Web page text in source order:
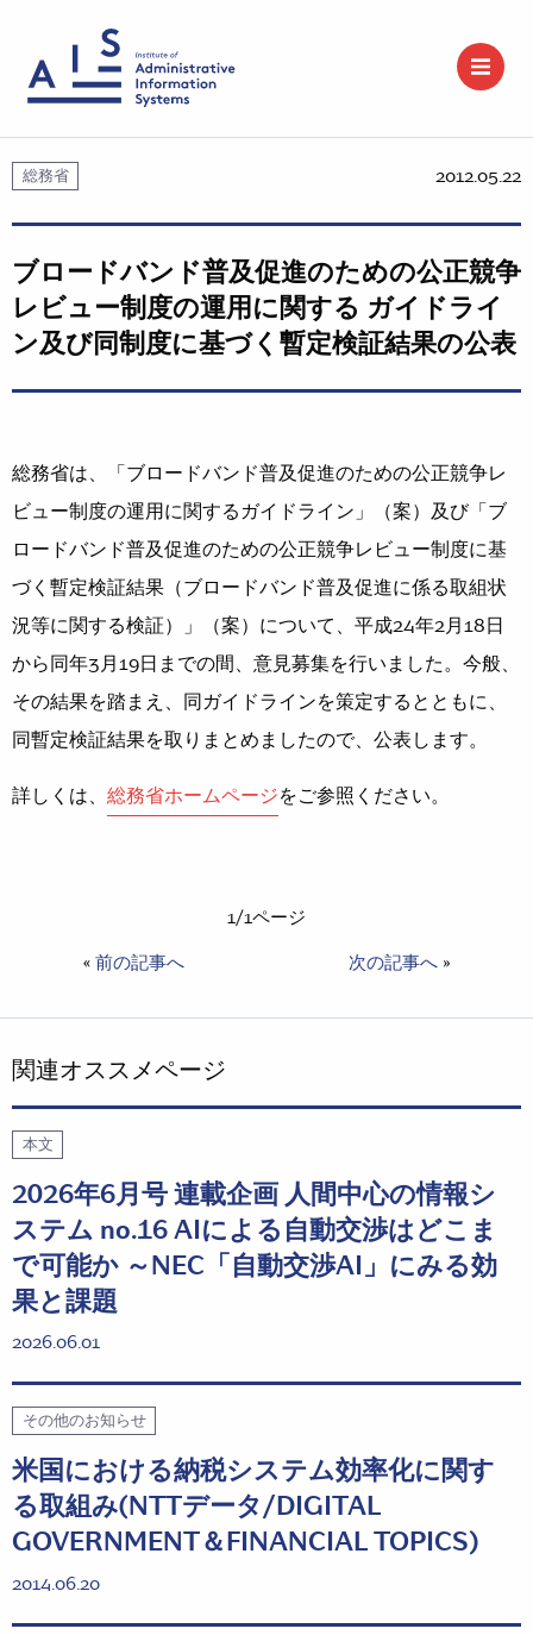
総務省 2012.05.22
ブロードバンド普及促進のための公正競争
レビュー制度の運用に関する ガイドライ
ン及び同制度に基づく暫定検証結果の公表
総務省は、「ブロードバンド普及促進のための公正競争レ
ビュー制度の運用に関するガイドライン」（案）及び「ブ
ロードバンド普及促進のための公正競争レビュー制度に基
づく暫定検証結果（ブロードバンド普及促進に係る取組状
況等に関する検証）」（案）について、平成24年2月18日
から同年3月19日までの間、意見募集を行いました。今般、
その結果を踏まえ、同ガイドラインを策定するとともに、
同暫定検証結果を取りまとめましたので、公表します。
詳しくは、 総務省ホームページをご参照ください。
1/1ページ
« 前の記事へ 次の記事へ »
関連オススメページ
本文
2026年6月号 連載企画 人間中心の情報シ
ステム no.16 AIによる自動交渉はどこま
で可能か ～NEC「自動交渉AI」にみる効
果と課題
2026.06.01
その他のお知らせ
米国における納税システム効率化に関す
る取組み(NTTデータ/DIGITAL
GOVERNMENT＆FINANCIAL TOPICS)
2014.06.20